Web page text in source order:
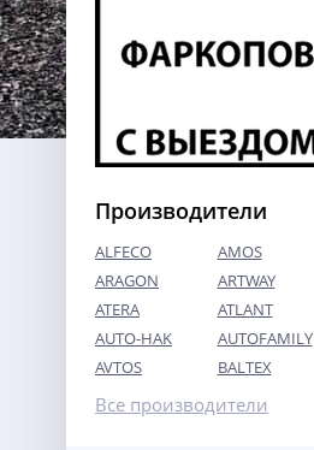
Производители
ALFECO
AMOS
ARAGON
ARTWAY
ATERA
ATLANT
AUTO-HAK
AUTOFAMILY
AVTOS
BALTEX
Все производители